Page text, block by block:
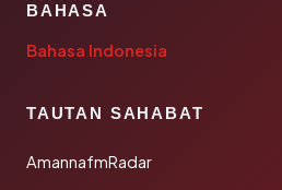
BAHASA
Bahasa Indonesia
TAUTAN SAHABAT
AmannafmRadar